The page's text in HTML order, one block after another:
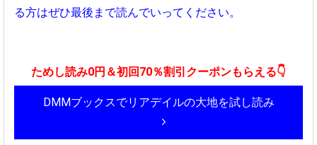
る方はぜひ最後まで読んでいってください。
ためし読み0円＆初回70％割引クーポンもらえる👇
DMMブックスでリアデイルの大地を試し読み